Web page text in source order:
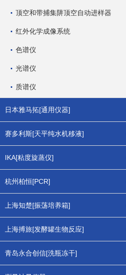
顶空和带捕集阱顶空自动进样器
红外化学成像系统
色谱仪
光谱仪
质谱仪
日本雅马拓[通用仪器]
赛多利斯[天平纯水机移液]
IKA[粘度旋蒸仪]
杭州柏恒[PCR]
上海知楚[振荡培养箱]
上海搏旅[发酵罐生物反应]
青岛永合创信[洗瓶冻干]